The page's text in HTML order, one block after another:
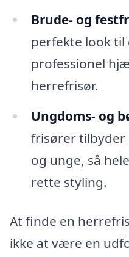
Brude- og
perfekte look til
professionel
herrefrisør.
Ungdoms- og
frisører tilbyder
og unge, så
rette styling.
At finde en
ikke at være en